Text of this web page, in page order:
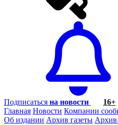
Подписаться на новости
16+
Главная Новости Компании
Об издании Архив газеты Архив